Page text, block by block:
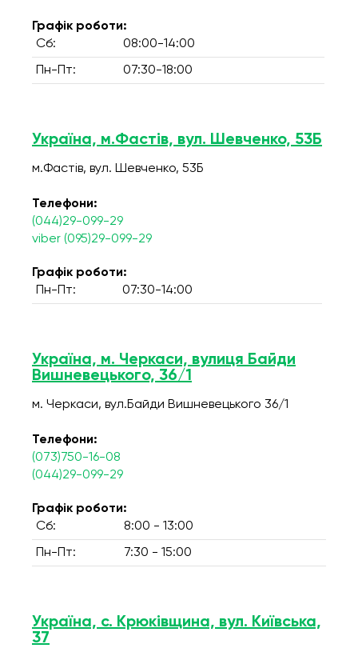
Графік роботи:
Сб:
08:00-14:00
Пн-Пт: 07:30-18:00
Україна, м.Фастів, вул. Шевченко, 53Б
м.Фастів, вул. Шевченко, 53Б
Телефони:
(044)29-099-29
viber (095)29-099-29
Графік роботи:
Пн-Пт:
07:30-14:00
Україна, м. Черкаси, вулиця Байди
Вишневецького, 36/1
м. Черкаси, вул.Байди Вишневецького 36/1
Телефони:
(073)750-16-08
(044)29-099-29
Графік роботи:
Сб:
8:00 - 13:00
Пн-Пт: 7:30 - 15:00
Україна, с. Крюківщина, вул. Київська,
37